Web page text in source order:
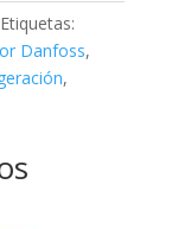
Etiquetas:
Danfoss,
,